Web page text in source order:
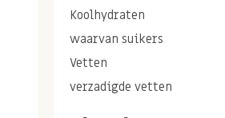
Koolhydraten
waarvan suikers
Vetten
verzadigde vetten